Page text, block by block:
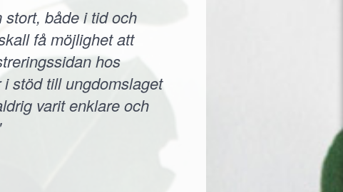
stort, både i tid och
få möjlighet att
hos
stöd till ungdomslaget
varit enklare och